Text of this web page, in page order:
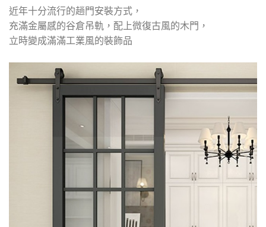
近年十分流行的趟門安裝方式，
充滿金屬感的谷倉吊軌，配上微復古風的木門，
立時變成滿滿工業風的裝飾品